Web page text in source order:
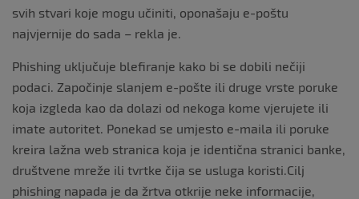
svih stvari koje mogu učiniti, oponašaju e-poštu
najvjernije do sada – rekla je.
Phishing uključuje blefiranje kako bi se dobili nečiji
podaci. Započinje slanjem e-pošte ili druge vrste poruke
koja izgleda kao da dolazi od nekoga kome vjerujete ili
imate autoritet. Ponekad se umjesto e-maila ili poruke
kreira lažna web stranica koja je identična stranici banke,
društvene mreže ili tvrtke čija se usluga koristi.Cilj
phishing napada je da žrtva otkrije neke informacije,